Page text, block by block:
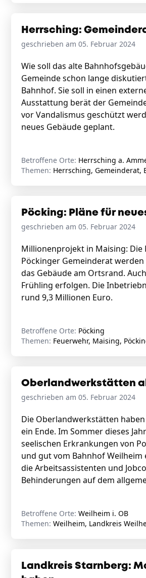
Herrsching:
geschrieben am 05. Februar 2024
Wie soll das alte
Gemeinde schon lange
Bahnhof. Sie soll in einen
Ausstattung berät der
vor Vandalismus geschützt
neues Gebäude geplant.
Betroffene Orte: Herrsching a.
Themen: Herrsching, Gemeinderat,
Pöcking: Pläne für
geschrieben am 05. Februar 2024
Millionenprojekt in Maising: Die
Pöckinger Gemeinderat
das Gebäude am Ortsrand.
Frühling erfolgen. Die
rund 9,3 Millionen Euro.
Betroffene Orte: Pöcking
Themen: Feuerwehr, Maising,
Oberlandwerkstätten
geschrieben am 05. Februar 2024
Die Oberlandwerkstätten
ein Ende. Im Sommer dieses
seelischen Erkrankungen von
und gut vom Bahnhof
die Arbeitsassistenten und
Behinderungen auf dem
Betroffene Orte: Weilheim i. OB
Themen: Weilheim, Landkreis
Landkreis Starnberg: